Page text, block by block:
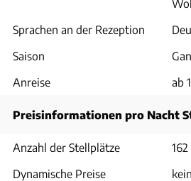
Sprachen an der Rezeption
Saison
Anreise
ab
Preisinformationen pro Nacht
Anzahl der Stellplätze
162
Dynamische Preise